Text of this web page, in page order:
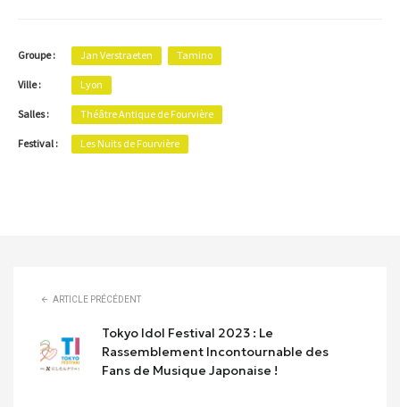
Groupe : Jan Verstraeten Tamino
Ville : Lyon
Salles : Théâtre Antique de Fourvière
Festival : Les Nuits de Fourvière
ARTICLE PRÉCÉDENT
Tokyo Idol Festival 2023 : Le
Rassemblement Incontournable des
Fans de Musique Japonaise !